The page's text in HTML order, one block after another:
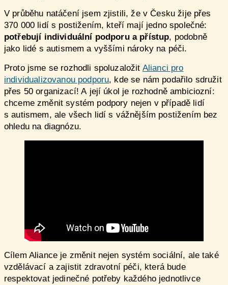
V průběhu natáčení jsem zjistili, že v Česku žije přes
370 000 lidí s postižením, kteří mají jedno společné:
potřebují individuální podporu a přístup, podobně
jako lidé s autismem a vyššími nároky na péči.
Proto jsme se rozhodli spoluzaložit Alianci pro
individualizovanou podporu, kde se nám podařilo sdružit
přes 50 organizací! A její úkol je rozhodně ambiciozní:
chceme změnit systém podpory nejen v případě lidí
s autismem, ale všech lidí s vážnějším postižením bez
ohledu na diagnózu.
Cílem Aliance je změnit nejen systém sociální, ale také
vzdělávací a zajistit zdravotní péči, která bude
respektovat jedinečné potřeby každého jednotlivce